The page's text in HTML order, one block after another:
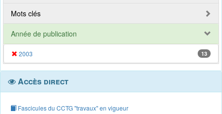
Mots clés
Année de publication
2003 13
Accès direct
Fascicules du CCTG "travaux" en vigueur